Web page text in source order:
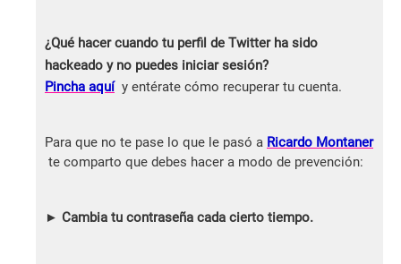
¿Qué hacer cuando tu perfil de Twitter ha sido
hackeado y no puedes iniciar sesión?
Pincha aquíy entérate cómo recuperar tu cuenta.
Para que no te pase lo que le pasó a Ricardo Montaner
te comparto que debes hacer a modo de prevención:
► Cambia tu contraseña cada cierto tiempo.